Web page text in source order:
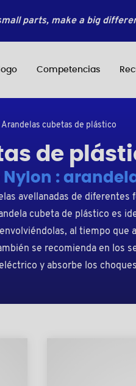
parts, make a big
Competencias
Arandelas cubetas de plástico
de
:
avellanadas de
cubeta de plástico es
al tiempo
se recomienda en los
y absorbe los